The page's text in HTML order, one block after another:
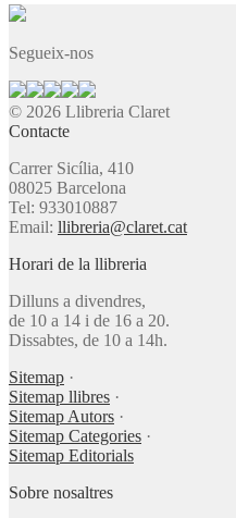
Segueix-nos
© 2026 Llibreria Claret
Contacte
Carrer Sicília, 410
08025 Barcelona
Tel: 933010887
Email: llibreria@claret.cat
Horari de la llibreria
Dilluns a divendres,
de 10 a 14 i de 16 a 20.
Dissabtes, de 10 a 14h.
Sitemap ·
Sitemap llibres ·
Sitemap Autors ·
Sitemap Categories ·
Sitemap Editorials
Sobre nosaltres